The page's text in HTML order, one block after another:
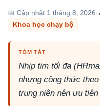
📅 Cập nhật 1 tháng 8, 2026·
Khoa học chạy bộ
TÓM TẮT
Nhịp tim tối đa
nhưng công thức
trung niên nên ưu